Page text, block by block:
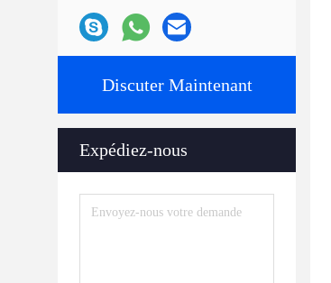
Discuter Maintenant
Expédiez-nous